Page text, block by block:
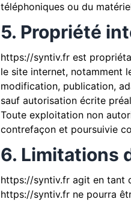
téléphoniques ou du
5. Propriété
https://syntiv.fr est
le site internet, notamment
modification, publication,
sauf autorisation écrite
Toute exploitation non
contrefaçon et poursuivie
6. Limitations
https://syntiv.fr agit en tant
https://syntiv.fr ne pourra